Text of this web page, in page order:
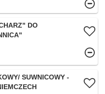
DO
SUWNICOWY -